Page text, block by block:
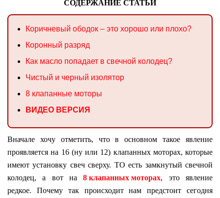
СОДЕРЖАНИЕ СТАТЬИ
Коричневый ободок – это хорошо или плохо?
Коронный разряд
Как масло попадает в свечной колодец?
Чистый и черный изолятор
8 клапанные моторы
ВИДЕО ВЕРСИЯ
Вначале хочу отметить, что в основном такое явление
проявляется на 16 (ну или 12) клапанных моторах, которые
имеют установку свеч сверху. ТО есть замкнутый свечной
колодец, а вот на8 клапанных моторах, это явление
редкое. Почему так происходит нам предстоит сегодня